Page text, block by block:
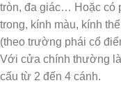
tròn, đa giác… Hoặc có
trong, kính màu, kính
(theo trường phái cổ
Với cửa chính thường
cấu từ 2 đến 4 cánh.